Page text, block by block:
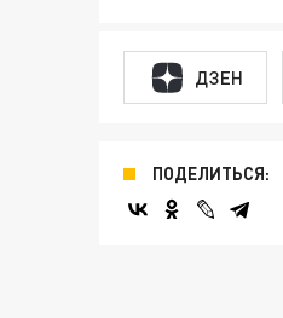
ДЗЕН
ПОДЕЛИТЬСЯ: